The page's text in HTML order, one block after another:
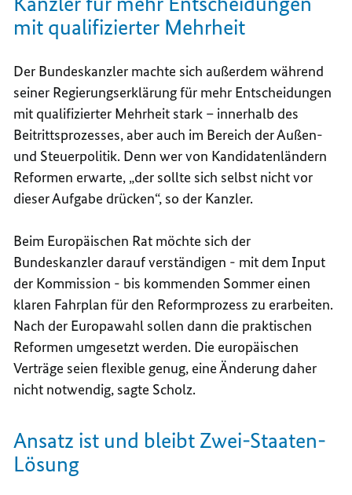
mit qualifizierter Mehrheit
Der Bundeskanzler machte sich außerdem während
seiner Regierungserklärung für mehr Entscheidungen
mit qualifizierter Mehrheit stark – innerhalb des
Beitrittsprozesses, aber auch im Bereich der Außen-
und Steuerpolitik. Denn wer von Kandidatenländern
Reformen erwarte, „der sollte sich selbst nicht vor
dieser Aufgabe drücken“, so der Kanzler.
Beim Europäischen Rat möchte sich der
Bundeskanzler darauf verständigen - mit dem Input
der Kommission - bis kommenden Sommer einen
klaren Fahrplan für den Reformprozess zu erarbeiten.
Nach der Europawahl sollen dann die praktischen
Reformen umgesetzt werden. Die europäischen
Verträge seien flexible genug, eine Änderung daher
nicht notwendig, sagte Scholz.
Ansatz ist und bleibt Zwei-Staaten-
Lösung